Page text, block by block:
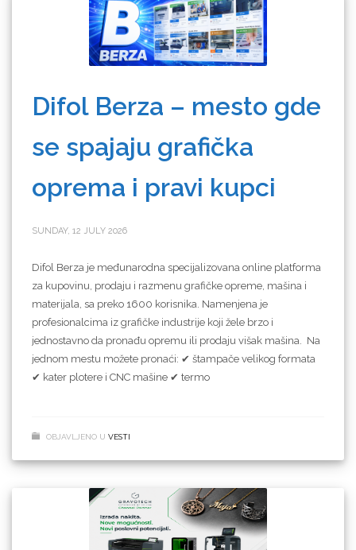
Difol Berza – mesto gde
se spajaju grafička
oprema i pravi kupci
SUNDAY, 12 JULY 2026
Difol Berza je međunarodna specijalizovana online platforma
za kupovinu, prodaju i razmenu grafičke opreme, mašina i
materijala, sa preko 1600 korisnika. Namenjena je
profesionalcima iz grafičke industrije koji žele brzo i
jednostavno da pronađu opremu ili prodaju višak mašina. Na
jednom mestu možete pronaći: ✔ štampače velikog formata
✔ kater plotere i CNC mašine ✔ termo
OBJAVLJENO U VESTI